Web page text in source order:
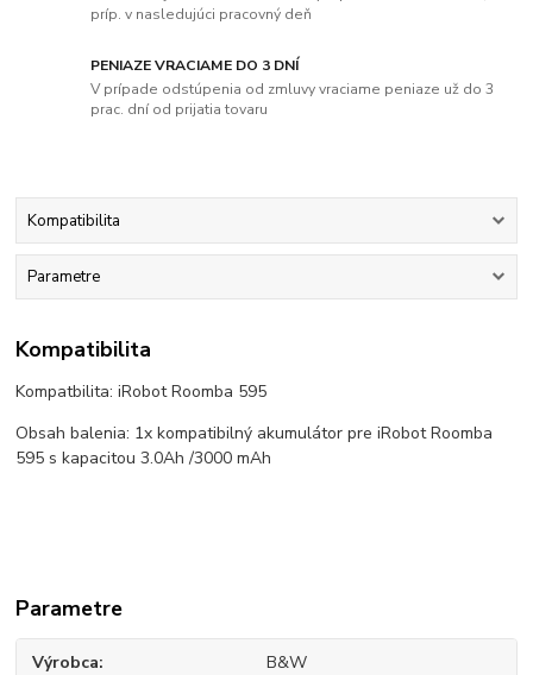
príp. v nasledujúci pracovný deň
PENIAZE VRACIAME DO 3 DNÍ
V prípade odstúpenia od zmluvy vraciame peniaze už do 3
prac. dní od prijatia tovaru
Kompatibilita
Parametre
Kompatibilita
Kompatbilita: iRobot Roomba 595
Obsah balenia: 1x kompatibilný akumulátor pre iRobot Roomba
595 s kapacitou 3.0Ah /3000 mAh
Parametre
Výrobca B&W